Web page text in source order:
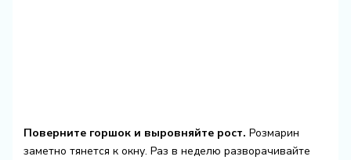
Поверните горшок и выровняйте рост. Розмарин
заметно тянется к окну. Раз в неделю разворачивайте